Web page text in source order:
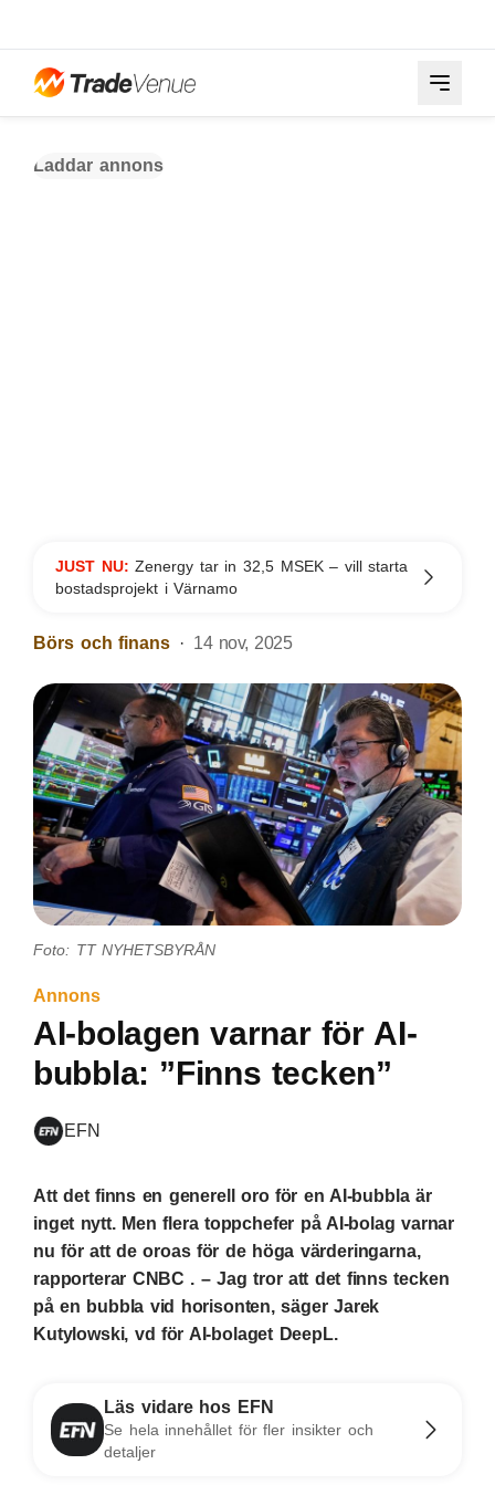
Laddar annons
JUST NU:Zenergy tar in 32,5 MSEK – vill starta
bostadsprojekt i Värnamo
Börs och finans 14 nov, 2025
Foto: TT NYHETSBYRÅN
Annons
AI-bolagen varnar för AI-
bubbla: ”Finns tecken”
EFN
Att det finns en generell oro för en AI-bubbla är
inget nytt. Men flera toppchefer på AI-bolag varnar
nu för att de oroas för de höga värderingarna,
rapporterar CNBC . – Jag tror att det finns tecken
på en bubbla vid horisonten, säger Jarek
Kutylowski, vd för AI-bolaget DeepL.
Läs vidare hos EFN
Se hela innehållet för fler insikter och
detaljer